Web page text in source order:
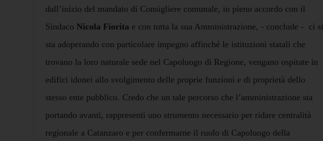
dall’inizio del mandato di Consigliere comunale, in pieno accordo con il
Sindaco Nicola Fiorita e con tutta la sua Amministrazione, - conclude - ci si
sta adoperando con particolare impegno affinché le istituzioni statali che
trovano la loro naturale sede nel Capoluogo di Regione, vengano ospitate in
edifici idonei allo svolgimento delle proprie funzioni e di proprietà dello
stesso ente pubblico. Credo che un tale percorso che l’amministrazione sta
portando avanti, rappresenti uno strumento necessario per ridare centralità
regionale a Catanzaro e per confermarne il ruolo di Capoluogo della